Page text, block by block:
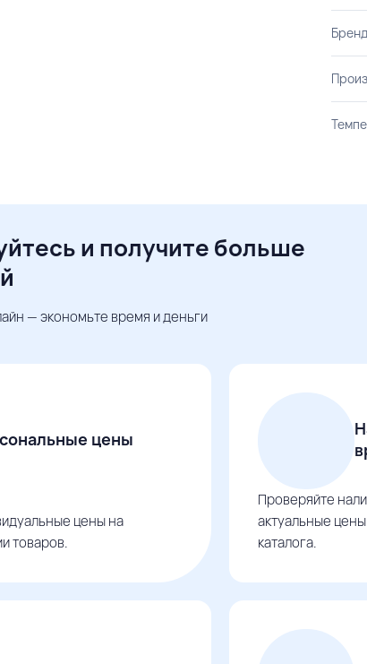
и получите больше
— экономьте время и деньги
цены
цены на
товаров.
Проверяйте
актуальные
каталога.